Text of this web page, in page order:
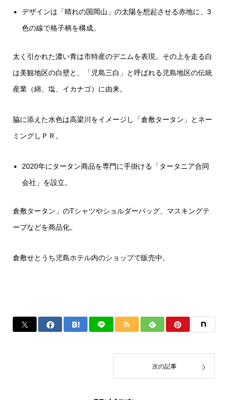
デザインは「晴れの国岡山」の太陽を想起させる赤地に、3
色の線で格子柄を構成。
太く引かれた濃い青は市特産のデニムを表現。その上を走る白
は美観地区の白壁と、「児島三白」と呼ばれる児島地区の伝統
産業（綿、塩、イカナゴ）に由来。
脇に添えた水色は高梁川をイメージし「倉敷タータン」とネー
ミングしＰＲ。
2020年にタータン商品を専門に手掛ける「タータニア合同
会社」を設立。
倉敷タータン」のTシャツやショルダーバッグ、マスキングテ
ープなどを商品化。
倉敷せとうち児島ホテル内のショップで販売中。
次の記事